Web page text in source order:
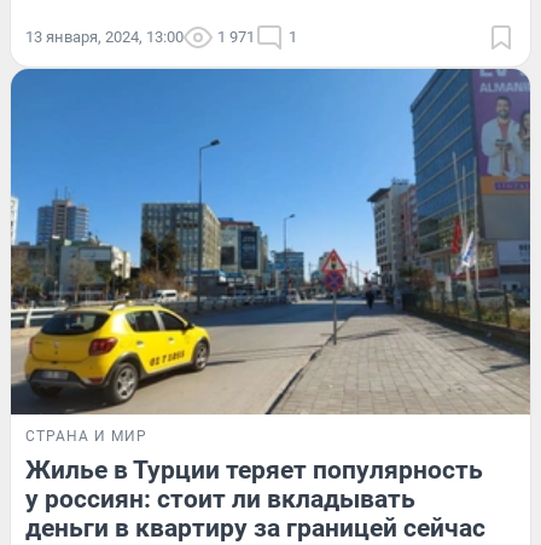
13 января, 2024, 13:00 1 971 1
СТРАНА И МИР
Жилье в Турции теряет популярность
у россиян: стоит ли вкладывать
деньги в квартиру за границей сейчас